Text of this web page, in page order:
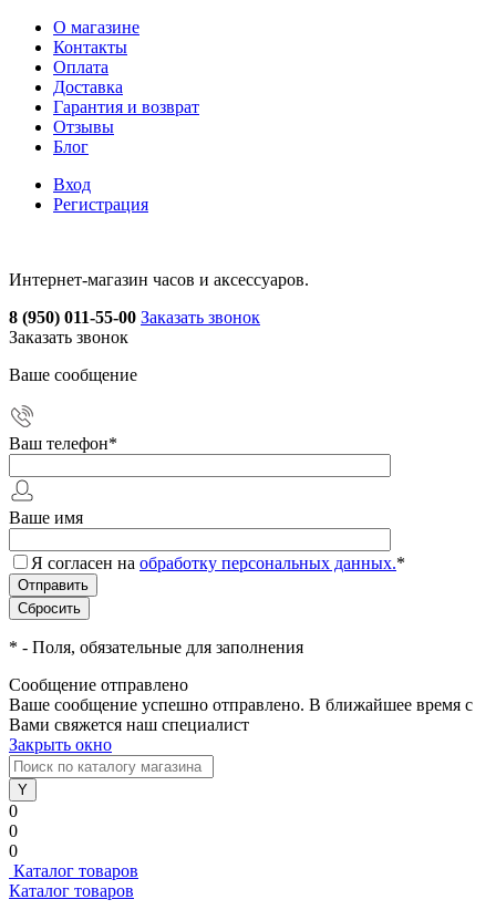
О магазине
Контакты
Оплата
Доставка
Гарантия и возврат
Отзывы
Блог
Вход
Регистрация
Интернет-магазин часов и аксессуаров.
8 (950) 011-55-00 Заказать звонок
Заказать звонок
Ваше сообщение
Ваш телефон*
Ваше имя
Я согласен на обработку персональных данных.*
* - Поля, обязательные для заполнения
Сообщение отправлено
Ваше сообщение успешно отправлено. В ближайшее время с
Вами свяжется наш специалист
Закрыть окно
0
0
0
Каталог товаров
Каталог товаров